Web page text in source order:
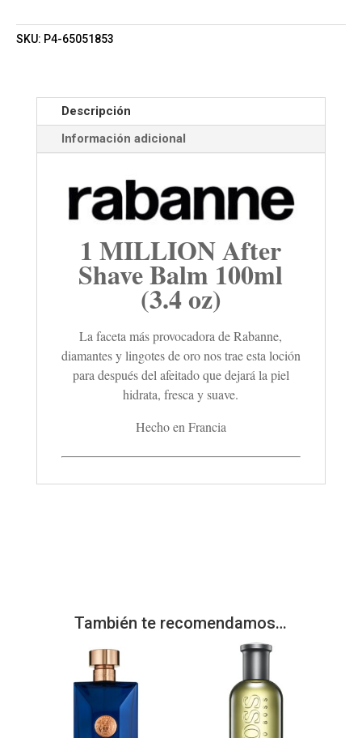
SKU: P4-65051853
Descripción
Información adicional
1 MILLION After
Shave Balm 100ml
(3.4 oz)
La faceta más provocadora de Rabanne,
diamantes y lingotes de oro nos trae esta loción
para después del afeitado que dejará la piel
hidrata, fresca y suave.
Hecho en Francia
También te recomendamos…